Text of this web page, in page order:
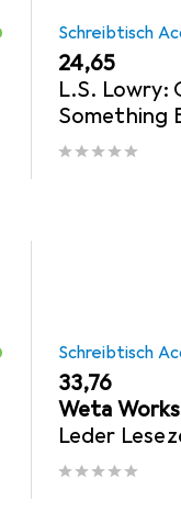
Schreibtisch
EUR
24,65
L.S. Lowry:
Something
Schreibtisch
EUR
33,76
Weta
Leder
Inscription